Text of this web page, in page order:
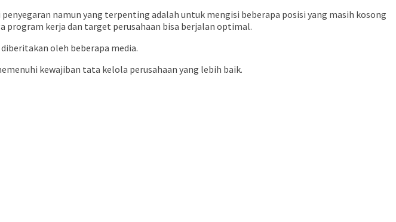
namun yang terpenting adalah untuk mengisi beberapa posisi yang masih kosong
program kerja dan target perusahaan bisa berjalan optimal.
oleh beberapa media.
kewajiban tata kelola perusahaan yang lebih baik.